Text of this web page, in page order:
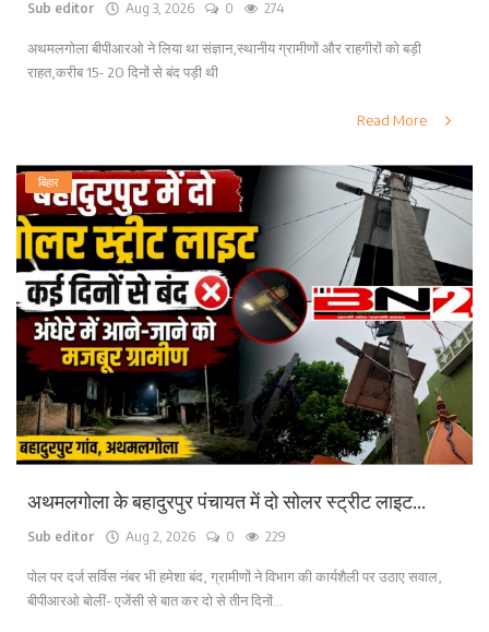
Sub editor Aug 3, 2026 0 274
अथमलगोला बीपीआरओ ने लिया था संज्ञान,स्थानीय ग्रामीणों और राहगीरों को बड़ी
राहत,करीब 15- 20 दिनों से बंद पड़ी थी
Read More
बिहार
अथमलगोला के बहादुरपुर पंचायत में दो सोलर स्ट्रीट लाइट...
Sub editor Aug 2, 2026 0 229
पोल पर दर्ज सर्विस नंबर भी हमेशा बंद, ग्रामीणों ने विभाग की कार्यशैली पर उठाए सवाल,
बीपीआरओ बोलीं- एजेंसी से बात कर दो से तीन दिनों...